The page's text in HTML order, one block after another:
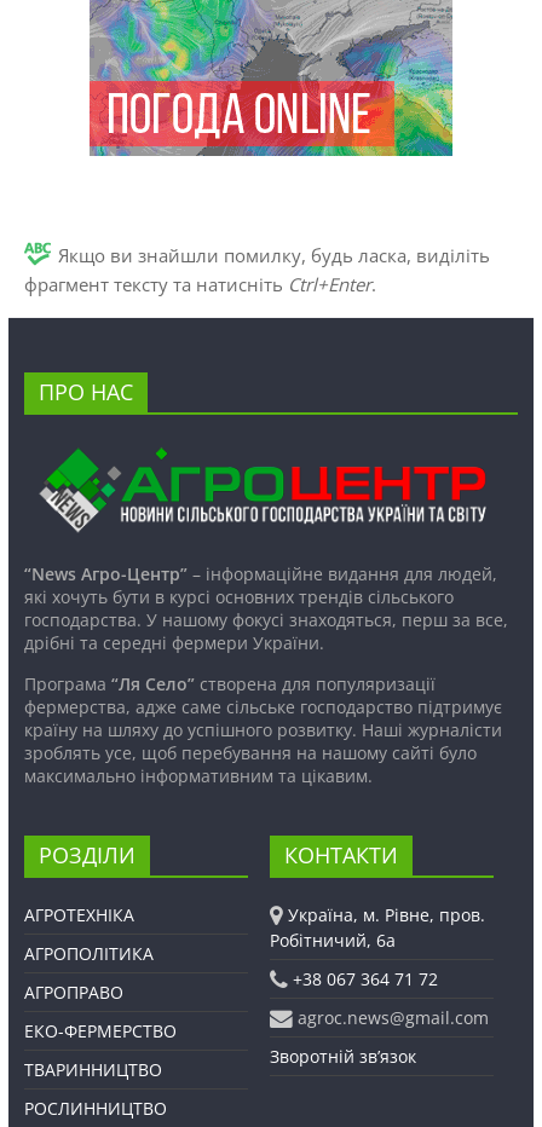
Якщо ви знайшли помилку, будь ласка, виділіть
фрагмент тексту та натисніть Ctrl+Enter.
ПРО НАС
“News Агро-Центр”– інформаційне видання для людей,
які хочуть бути в курсі основних трендів сільського
господарства. У нашому фокусі знаходяться, перш за все,
дрібні та середні фермери України.
Програма “Ля Село”створена для популяризації
фермерства, адже саме сільське господарство підтримує
країну на шляху до успішного розвитку. Наші журналісти
зроблять усе, щоб перебування на нашому сайті було
максимально інформативним та цікавим.
РОЗДІЛИ
АГРОТЕХНІКА
АГРОПОЛІТИКА
АГРОПРАВО
ЕКО-ФЕРМЕРСТВО
ТВАРИННИЦТВО
РОСЛИННИЦТВО
КОНТАКТИ
Україна, м. Рівне, пров.
Робітничий, 6а
+38 067 364 71 72
agroc.news@gmail.com
Зворотній зв’язок